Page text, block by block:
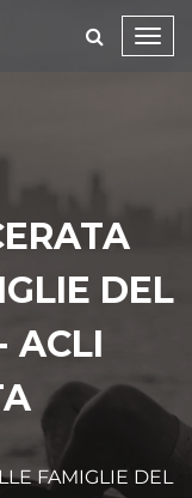
DEL
ACLI
FAMIGLIE DEL